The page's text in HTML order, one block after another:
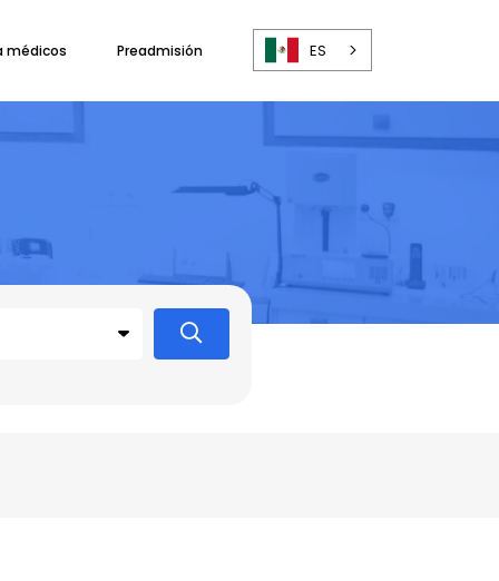
médicos Preadmisión ES